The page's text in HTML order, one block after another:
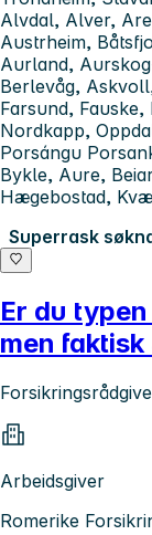
Alvdal, Alver,
Austrheim,
Aurland,
Berlevåg,
Farsund,
Nordkapp,
Porsángu
Bykle, Aure,
Hægebostad,
Superrask
Er du
men faktisk
Arbeidsgiver
Romerike